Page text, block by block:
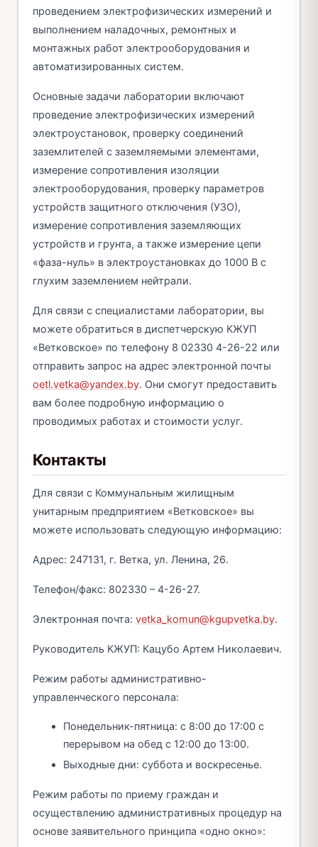
проведением электрофизических измерений и
выполнением наладочных, ремонтных и
монтажных работ электрооборудования и
автоматизированных систем.
Основные задачи лаборатории включают
проведение электрофизических измерений
электроустановок, проверку соединений
заземлителей с заземляемыми элементами,
измерение сопротивления изоляции
электрооборудования, проверку параметров
устройств защитного отключения (УЗО),
измерение сопротивления заземляющих
устройств и грунта, а также измерение цепи
«фаза-нуль» в электроустановках до 1000 В с
глухим заземлением нейтрали.
Для связи с специалистами лаборатории, вы
можете обратиться в диспетчерскую КЖУП
«Ветковское» по телефону 8 02330 4-26-22 или
отправить запрос на адрес электронной почты
oetl.vetka@yandex.by. Они смогут предоставить
вам более подробную информацию о
проводимых работах и стоимости услуг.
Контакты
Для связи с Коммунальным жилищным
унитарным предприятием «Ветковское» вы
можете использовать следующую информацию:
Адрес: 247131, г. Ветка, ул. Ленина, 26.
Телефон/факс: 802330 – 4-26-27.
Электронная почта: vetka_komun@kgupvetka.by.
Руководитель КЖУП: Кацубо Артем Николаевич.
Режим работы административно-
управленческого персонала:
Понедельник-пятница: с 8:00 до 17:00 с
перерывом на обед с 12:00 до 13:00.
Выходные дни: суббота и воскресенье.
Режим работы по приему граждан и
осуществлению административных процедур на
основе заявительного принципа «одно окно»: